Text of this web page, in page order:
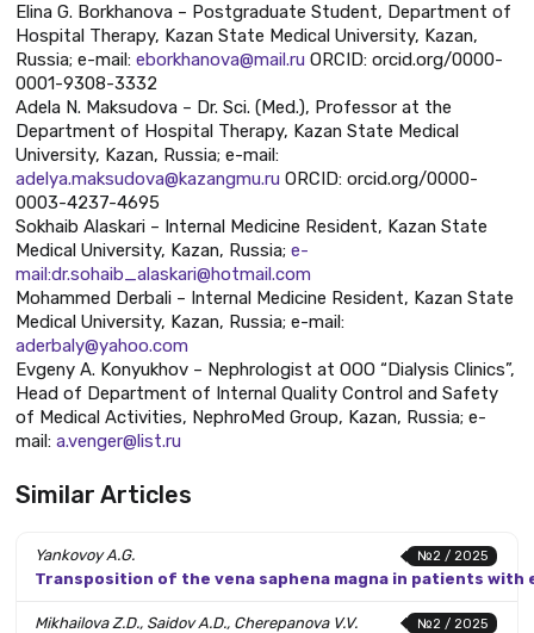
Elina G. Borkhanova – Postgraduate Student, Department of
Hospital Therapy, Kazan State Medical University, Kazan,
Russia; e-mail: eborkhanova@mail.ru ORCID: orcid.org/0000-
0001-9308-3332
Adela N. Maksudova – Dr. Sci. (Med.), Professor at the
Department of Hospital Therapy, Kazan State Medical
University, Kazan, Russia; e-mail:
adelya.maksudova@kazangmu.ru ORCID: orcid.org/0000-
0003-4237-4695
Sokhaib Alaskari – Internal Medicine Resident, Kazan State
Medical University, Kazan, Russia; e-
mail:dr.sohaib_alaskari@hotmail.com
Mohammed Derbali – Internal Medicine Resident, Kazan State
Medical University, Kazan, Russia; e-mail:
aderbaly@yahoo.com
Evgeny A. Konyukhov – Nephrologist at OOO “Dialysis Clinics”,
Head of Department of Internal Quality Control and Safety
of Medical Activities, NephroMed Group, Kazan, Russia; e-
mail: a.venger@list.ru
Similar Articles
№2 / 2025
Yankovoy A.G.
Transposition of the vena saphena magna in patients
№2 / 2025
Mikhailova Z.D., Saidov A.D., Cherepanova V.V.